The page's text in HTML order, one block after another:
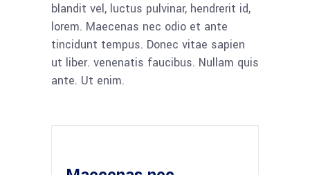
blandit vel, luctus pulvinar, hendrerit id,
lorem. Maecenas nec odio et ante
tincidunt tempus. Donec vitae sapien
ut liber. venenatis faucibus. Nullam quis
ante. Ut enim.